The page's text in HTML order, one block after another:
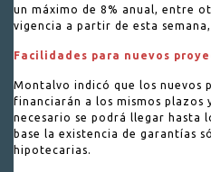
un máximo de 8% anual, entre
vigencia a partir de esta
Facilidades para nuevos
Montalvo indicó que los nuevos
financiarán a los mismos plazos
necesario se podrá llegar hasta
base la existencia de garantías
hipotecarias.